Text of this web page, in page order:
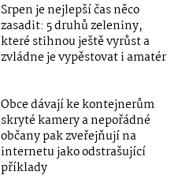
Srpen je nejlepší čas něco
zasadit: 5 druhů zeleniny,
které stihnou ještě vyrůst a
zvládne je vypěstovat i amatér
Obce dávají ke kontejnerům
skryté kamery a nepořádné
občany pak zveřejňují na
internetu jako odstrašující
příklady